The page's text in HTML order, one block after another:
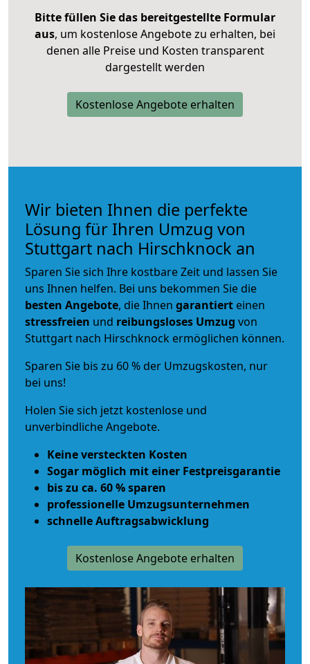
Bitte füllen Sie das bereitgestellte Formular
aus, um kostenlose Angebote zu erhalten, bei
denen alle Preise und Kosten transparent
dargestellt werden
Kostenlose Angebote erhalten
Wir bieten Ihnen die perfekte
Lösung für Ihren Umzug von
Stuttgart nach Hirschknock an
Sparen Sie sich Ihre kostbare Zeit und lassen Sie
uns Ihnen helfen. Bei uns bekommen Sie die
besten Angebote, die Ihnen garantiert einen
stressfreien und reibungsloses Umzug von
Stuttgart nach Hirschknock ermöglichen können.
Sparen Sie bis zu 60 % der Umzugskosten, nur
bei uns!
Holen Sie sich jetzt kostenlose und
unverbindliche Angebote.
Keine versteckten Kosten
Sogar möglich mit einer Festpreisgarantie
bis zu ca. 60 % sparen
professionelle Umzugsunternehmen
schnelle Auftragsabwicklung
Kostenlose Angebote erhalten